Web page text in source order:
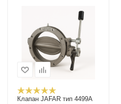
Клапан JAFAR тип 4499A